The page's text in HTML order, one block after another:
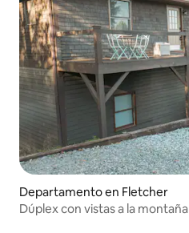
Departamento en Fletcher
Dúplex con vistas a la montaña